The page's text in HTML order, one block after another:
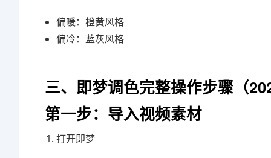
偏暖：橙黄风格
偏冷：蓝灰风格
三、即梦调色完整操作步骤（
第一步：导入视频素材
打开即梦